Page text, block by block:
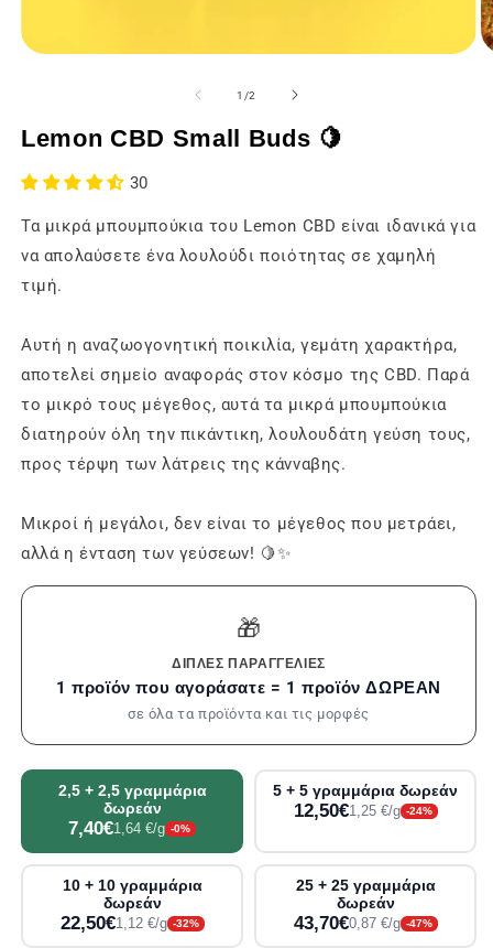
1
σε
modal
παράθυρο
1 /από
2
Lemon CBD Small Buds 🍋
30
Τα μικρά μπουμπούκια του Lemon CBD είναι ιδανικά για
να απολαύσετε ένα λουλούδι ποιότητας σε χαμηλή
τιμή.
Αυτή η αναζωογονητική ποικιλία, γεμάτη χαρακτήρα,
αποτελεί σημείο αναφοράς στον κόσμο της CBD. Παρά
το μικρό τους μέγεθος, αυτά τα μικρά μπουμπούκια
διατηρούν όλη την πικάντικη, λουλουδάτη γεύση τους,
προς τέρψη των λάτρεις της κάνναβης.
Μικροί ή μεγάλοι, δεν είναι το μέγεθος που μετράει,
αλλά η ένταση των γεύσεων! 🍋✨
🎁
ΔΙΠΛΈΣ ΠΑΡΑΓΓΕΛΊΕΣ
1 προϊόν που αγοράσατε = 1 προϊόν ΔΩΡΕΑΝ
σε όλα τα προϊόντα και τις μορφές
2,5 + 2,5 γραμμάρια
δωρεάν
7,40€1,64 €/g -0%
5 + 5 γραμμάρια δωρεάν
12,50€1,25 €/g -24%
10 + 10 γραμμάρια
δωρεάν
22,50€1,12 €/g -32%
25 + 25 γραμμάρια
δωρεάν
43,70€0,87 €/g -47%